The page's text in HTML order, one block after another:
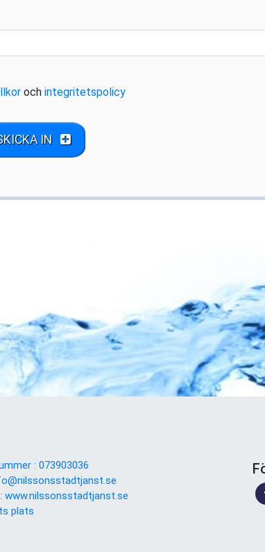
ochintegritetspolicy
IN
: 073903036
www.nilssonsstadtjanst.se
plats